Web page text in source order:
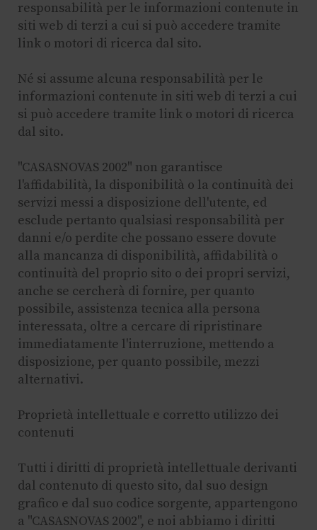
responsabilità per le informazioni contenute in
siti web di terzi a cui si può accedere tramite
link o motori di ricerca dal sito.
Né si assume alcuna responsabilità per le
informazioni contenute in siti web di terzi a cui
si può accedere tramite link o motori di ricerca
dal sito.
"CASASNOVAS 2002" non garantisce
l'affidabilità, la disponibilità o la continuità dei
servizi messi a disposizione dell'utente, ed
esclude pertanto qualsiasi responsabilità per
danni e/o perdite che possano essere dovute
alla mancanza di disponibilità, affidabilità o
continuità del proprio sito o dei propri servizi,
anche se cercherà di fornire, per quanto
possibile, assistenza tecnica alla persona
interessata, oltre a cercare di ripristinare
immediatamente l'interruzione, mettendo a
disposizione, per quanto possibile, mezzi
alternativi.
Proprietà intellettuale e corretto utilizzo dei
contenuti
Tutti i diritti di proprietà intellettuale derivanti
dal contenuto di questo sito, dal suo design
grafico e dal suo codice sorgente, appartengono
a "CASASNOVAS 2002", e noi abbiamo i diritti